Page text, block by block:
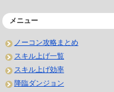
メニュー
ノーコン攻略まとめ
スキル上げ一覧
スキル上げ効率
降臨ダンジョン